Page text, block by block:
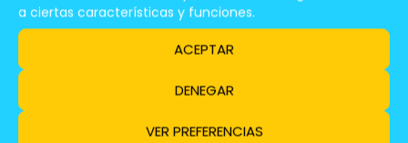
a ciertas características y funciones.
ACEPTAR
DENEGAR
VER PREFERENCIAS
Desayuno
Saludable!
Te Puede Interesar Leer: